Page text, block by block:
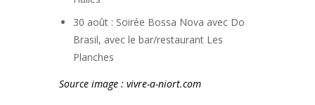
30 août : Soirée Bossa Nova avec Do
Brasil, avec le bar/restaurant Les
Planches
Source image : vivre-a-niort.com